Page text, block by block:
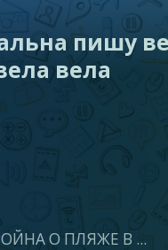
пишу
вела
О ПЛЯЖЕ В ...